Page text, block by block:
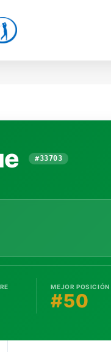
#33703
MEJOR POSICIÓN
#50